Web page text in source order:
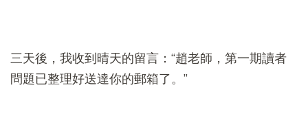
三天後，我收到晴天的留言：“趙老師，第一期讀者
問題已整理好送達你的郵箱了。”